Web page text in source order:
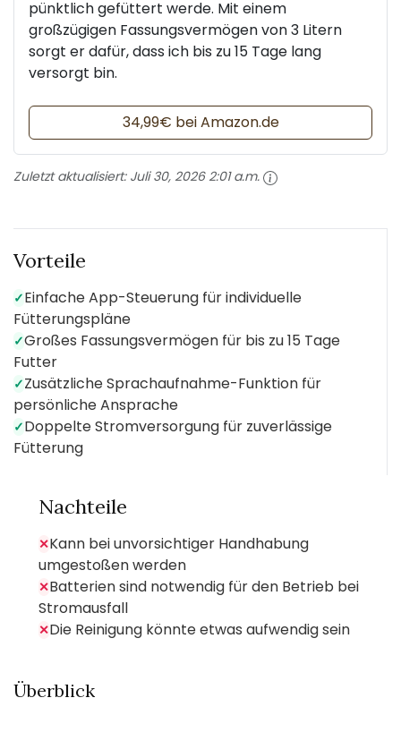
pünktlich gefüttert werde. Mit einem
großzügigen Fassungsvermögen von 3 Litern
sorgt er dafür, dass ich bis zu 15 Tage lang
versorgt bin.
34,99€ bei Amazon.de
Zuletzt aktualisiert: Juli 30, 2026 2:01 a.m.
Vorteile
✓Einfache App-Steuerung für individuelle
Fütterungspläne
✓Großes Fassungsvermögen für bis zu 15 Tage
Futter
✓Zusätzliche Sprachaufnahme-Funktion für
persönliche Ansprache
✓Doppelte Stromversorgung für zuverlässige
Fütterung
Nachteile
✕Kann bei unvorsichtiger Handhabung
umgestoßen werden
✕Batterien sind notwendig für den Betrieb bei
Stromausfall
✕Die Reinigung könnte etwas aufwendig sein
Überblick